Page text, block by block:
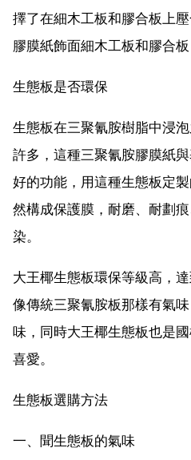
擇了在細木工板和膠合板上
膠膜紙飾面細木工板和膠合板
生態板是否環保
生態板在三聚氰胺樹脂中浸
許多，這種三聚氰胺膠膜紙
好的功能，用這種生態板定
然構成保護膜，耐磨、耐劃
染。
大王椰生態板環保等級高，
像傳統三聚氰胺板那樣有氣
味，同時大王椰生態板也是
喜愛。
生態板選購方法
一、聞生態板的氣味